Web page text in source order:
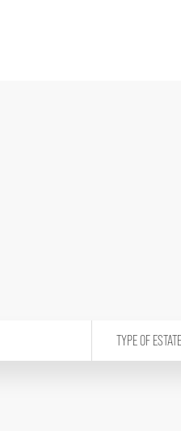
TYPE OF ESTATE